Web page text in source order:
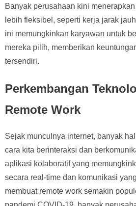
Banyak perusahaan kini
lebih fleksibel, seperti kerja jarak
ini memungkinkan karyawan untuk
mereka pilih, memberikan
tersendiri.
Perkembangan
Remote Work
Sejak munculnya internet, banyak
cara kita berinteraksi dan
aplikasi kolaboratif yang
secara real-time dan komunikasi
membuat remote work semakin